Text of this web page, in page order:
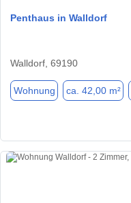
Penthaus in Walldorf
Walldorf, 69190
Wohnung ca. 42,00 m²